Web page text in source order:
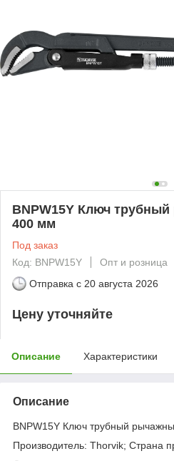
BNPW15Y Ключ
400 мм
Под заказ
Код: BNPW15Y
Опт и розница
Отправка с 20 августа 2026
Цену уточняйте
Описание Характеристики
Описание
BNPW15Y Ключ трубный
Производитель: Thorvik; Страна